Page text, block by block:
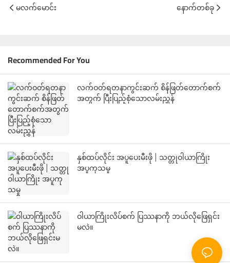
မလက်မောင်း နောက်တစ်ခု
Recommended For You
လက်ဝတ်ရတနာကွင်းဆက် စိန်ဖြတ်တောက်စက်
အတွက် ပြီးပြည့်စုံသောလမ်းညွှန်
နှစ်ထပ်လိုင်း အပူပေးမီးဖို | သတ္တုဝါယာကြိုး
အပူကုသမှု
ဝါယာကြိုးလိပ်စက် ပြဿနာကို ဘယ်လိုဖြေရှင်း
မလဲ။